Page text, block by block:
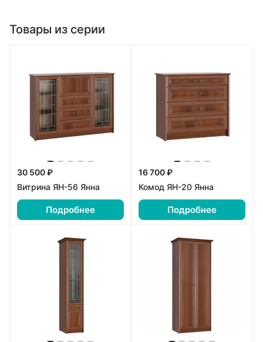
Товары из серии
30 500 ₽
Витрина ЯН-56 Янна
Подробнее
16 700 ₽
Комод ЯН-20 Янна
Подробнее